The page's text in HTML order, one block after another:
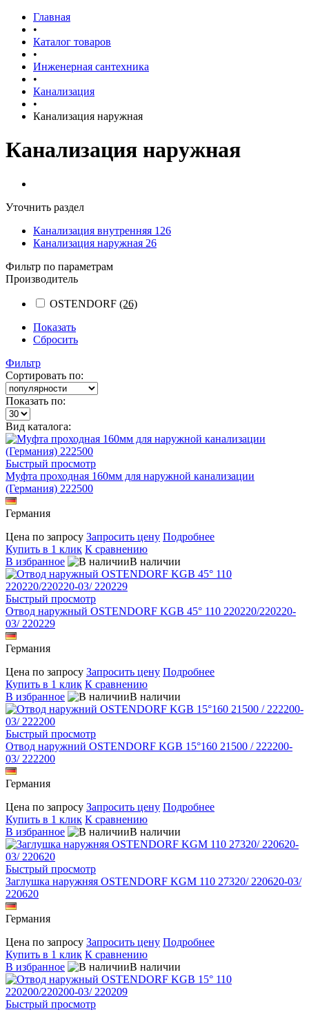
Главная
•
Каталог товаров
•
Инженерная сантехника
•
Канализация
•
Канализация наружная
Канализация наружная
Уточнить раздел
Канализация внутренняя 126
Канализация наружная 26
Фильтр по параметрам
Производитель
OSTENDORF (26)
Показать
Сбросить
Фильтр
Сортировать по:
Показать по:
Вид каталога:
Быстрый просмотр
Муфта проходная 160мм для наружной канализации
(Германия) 222500
Германия
Цена по запросу Запросить цену Подробнее
Купить в 1 клик К сравнению
В избранное
В наличии
Быстрый просмотр
Отвод наружный OSTENDORF KGB 45° 110 220220/220220-
03/ 220229
Германия
Цена по запросу Запросить цену Подробнее
Купить в 1 клик К сравнению
В избранное
В наличии
Быстрый просмотр
Отвод наружний OSTENDORF KGB 15°160 21500 / 222200-
03/ 222200
Германия
Цена по запросу Запросить цену Подробнее
Купить в 1 клик К сравнению
В избранное
В наличии
Быстрый просмотр
Заглушка наружняя OSTENDORF KGM 110 27320/ 220620-03/
220620
Германия
Цена по запросу Запросить цену Подробнее
Купить в 1 клик К сравнению
В избранное
В наличии
Быстрый просмотр